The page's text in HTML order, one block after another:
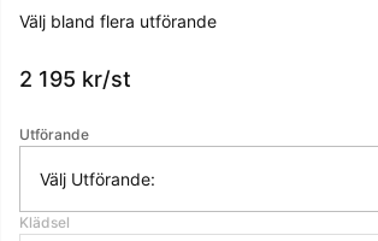
Välj bland flera utförande
2 195 kr/st
Utförande
Välj Utförande:
Klädsel